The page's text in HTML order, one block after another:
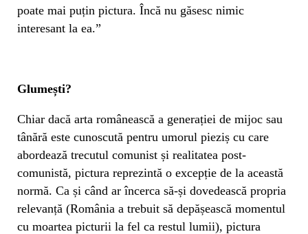
poate mai puțin pictura. Încă nu găsesc nimic
interesant la ea.”
Glumești?
Chiar dacă arta românească a generației de mijoc sau
tânără este cunoscută pentru umorul pieziș cu care
abordează trecutul comunist și realitatea post-
comunistă, pictura reprezintă o excepție de la această
normă. Ca și când ar încerca să-și dovedească propria
relevanță (România a trebuit să depășească momentul
cu moartea picturii la fel ca restul lumii), pictura